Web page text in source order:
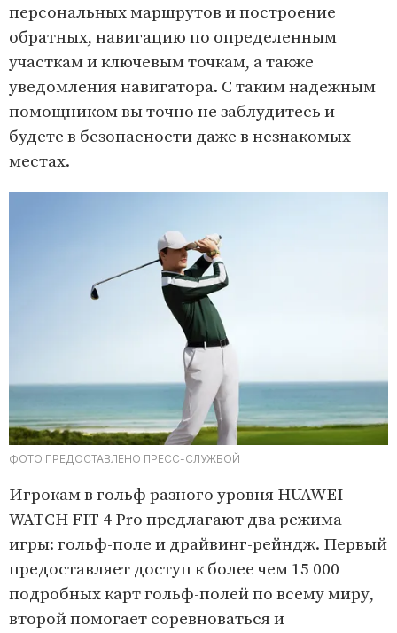
персональных маршрутов и построение
обратных, навигацию по определенным
участкам и ключевым точкам, а также
уведомления навигатора. С таким надежным
помощником вы точно не заблудитесь и
будете в безопасности даже в незнакомых
местах.
ФОТО ПРЕДОСТАВЛЕНО ПРЕСС-СЛУЖБОЙ
Игрокам в гольф разного уровня HUAWEI
WATCH FIT 4 Pro предлагают два режима
игры: гольф-поле и драйвинг-рейндж. Первый
предоставляет доступ к более чем 15 000
подробных карт гольф-полей по всему миру,
второй помогает соревноваться и